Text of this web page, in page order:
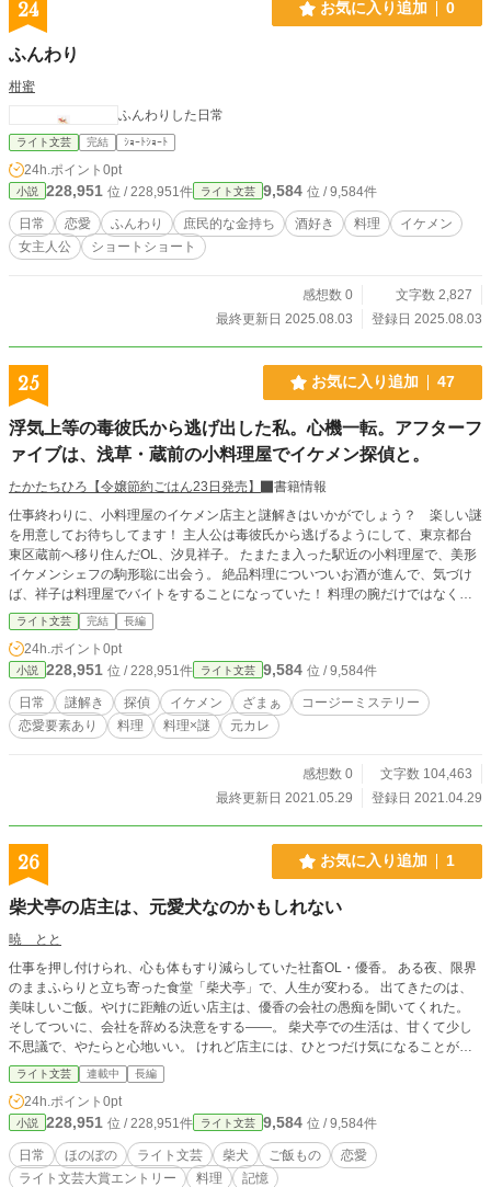
24 お気に入り追加 0
ふんわり
柑蜜
ふんわりした日常
ライト文芸 完結 ｼｮｰﾄｼｮｰﾄ
24h.ポイント 0pt
小説 228,951 位 / 228,951件 ライト文芸 9,584 位 / 9,584件
日常 恋愛 ふんわり 庶民的な金持ち 酒好き 料理
イケメン
女主人公
ショートショート
感想数 0
文字数 2,827
最終更新日 2025.08.03
登録日 2025.08.03
25 お気に入り追加 47
浮気上等の毒彼氏から逃げ出した私。心機一転。アフターフ
ァイブは、浅草・蔵前の小料理屋でイケメン探偵と。
たかたちひろ【令嬢節約ごはん23日発売】
書籍情報
仕事終わりに、小料理屋のイケメン店主と謎解きはいかがでしょう？ 楽しい謎
を用意してお待ちしてます！ 主人公は毒彼氏から逃げるようにして、東京都台
東区蔵前へ移り住んだOL、汐見祥子。 たまたま入った駅近の小料理屋で、美形
イケメンシェフの駒形聡に出会う。 絶品料理についついお酒が進んで、気づけ
ば、祥子は料理屋でバイトをすることになっていた！ 料理の腕だけではなく、
推理も冴える駒形。その依頼人と関わるうちに、祥子は人の温かみに触れてい
く。 そして、元彼との悪しき思い出を克服する。 料理×ライトミステリー！
料理に託された様々な思いに感動すること間違いなし！
ライト文芸 完結 長編
24h.ポイント 0pt
小説 228,951 位 / 228,951件 ライト文芸 9,584 位 / 9,584件
日常 謎解き 探偵 イケメン ざまぁ
コージーミステリー
恋愛要素あり
料理 料理×謎 元カレ
感想数 0
文字数 104,463
最終更新日 2021.05.29
登録日 2021.04.29
26 お気に入り追加 1
柴犬亭の店主は、元愛犬なのかもしれない
暁 とと
仕事を押し付けられ、心も体もすり減らしていた社畜OL・優香。 ある夜、限界
のままふらりと立ち寄った食堂「柴犬亭」で、人生が変わる。 出てきたのは、
美味しいご飯。やけに距離の近い店主は、優香の会社の愚痴を聞いてくれた。
そしてついに、会社を辞める決意をする――。 柴犬亭での生活は、甘くて少し
不思議で、やたらと心地いい。 けれど店主には、ひとつだけ気になることがあ
った。 初めて会ったはずなのに、なぜか自分のことをよく知っている。 それに
あの仕草、距離感――どうしても、昔飼っていた柴犬と重なって見えてしまうの
だ。 もしかしてこの人、本当に――。
ライト文芸 連載中 長編
24h.ポイント 0pt
小説 228,951 位 / 228,951件 ライト文芸 9,584 位 / 9,584件
日常 ほのぼの ライト文芸 柴犬 ご飯もの
恋愛
ライト文芸大賞エントリー
料理 記憶